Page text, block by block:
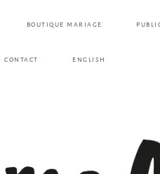
BOUTIQUE MARIAGE
CONTACT ENGLISH